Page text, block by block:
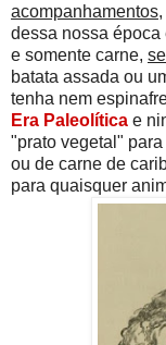
acompanhamentos
dessa nossa época
e somente carne,
batata assada ou
tenha nem
Era Paleolítica e
"prato vegetal"
ou de carne de
para quaisquer